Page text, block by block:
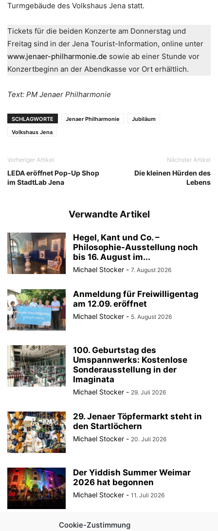
Cookie-Zustimmung
Turmgebäude des Volkshaus Jena statt.
Tickets für die beiden Konzerte am Donnerstag und
Freitag sind in der Jena Tourist-Information, online unter
www.jenaer-philharmonie.de sowie ab einer Stunde vor
Konzertbeginn an der Abendkasse vor Ort erhältlich.
Text: PM Jenaer Philharmonie
SCHLAGWORTE Jenaer Philharmonie
Jubiläum
Volkshaus Jena
Vorheriger Artikel
LEDA eröffnet Pop-Up Shop
im StadtLab Jena
Nächster Artikel
Die kleinen Hürden des
Lebens
Verwandte Artikel
Hegel, Kant und Co. –
Philosophie-Ausstellung noch
bis 16. August im...
Michael Stocker - 7. August 2026
Anmeldung für Freiwilligentag
am 12.09. eröffnet
Michael Stocker - 5. August 2026
100. Geburtstag des
Umspannwerks: Kostenlose
Sonderausstellung in der
Imaginata
Michael Stocker - 29. Juli 2026
29. Jenaer Töpfermarkt steht in
den Startlöchern
Michael Stocker - 20. Juli 2026
Der Yiddish Summer Weimar
2026 hat begonnen
Michael Stocker - 11. Juli 2026
Als ein harmloses Frühstück die